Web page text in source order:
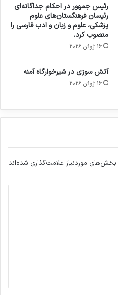
رئیس جمهور در احکام جداگانه‌ای
رئیسان فرهنگستان‌های علوم
پزشکی، علوم و زبان و ادب فارسی را
منصوب کرد.
16 ژوئن 2026
آتش سوزی در شیرخوارگاه آمنه
16 ژوئن 2026
بخش‌های موردنیاز علامت‌گذاری شده‌اند